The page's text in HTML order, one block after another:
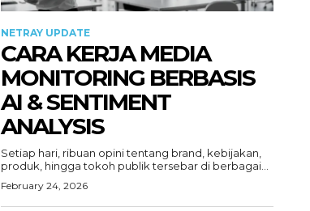
NETRAY UPDATE
CARA KERJA MEDIA
MONITORING BERBASIS
AI & SENTIMENT
ANALYSIS
Setiap hari, ribuan opini tentang brand, kebijakan,
produk, hingga tokoh publik tersebar di berbagai...
February 24, 2026